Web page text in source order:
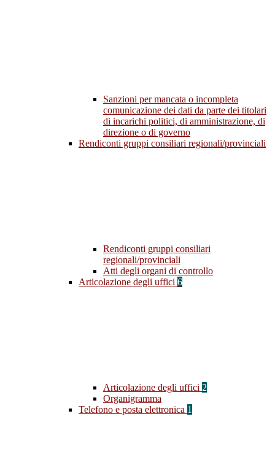
Sanzioni per mancata o incompleta
comunicazione dei dati da parte dei titolari
di incarichi politici, di amministrazione, di
direzione o di governo
Rendiconti gruppi consiliari regionali/provinciali
Rendiconti gruppi consiliari
regionali/provinciali
Atti degli organi di controllo
Articolazione degli uffici 6
Articolazione degli uffici 2
Organigramma
Telefono e posta elettronica 1